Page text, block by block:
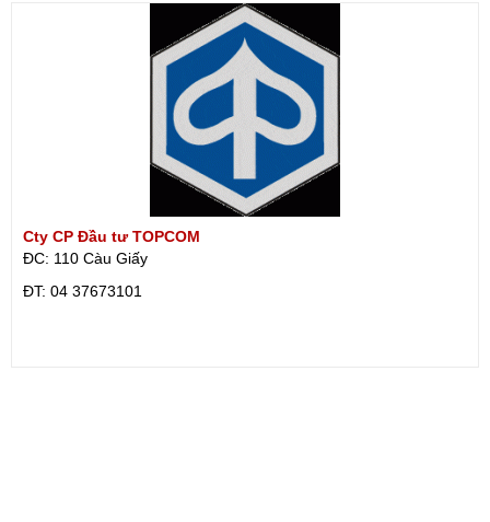
Cty CP Đầu tư TOPCOM
ĐC: 110 Càu Giấy
ÐT: 04 37673101